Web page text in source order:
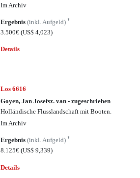
Im Archiv
Ergebnis(inkl. Aufgeld)*
3.500€(US$ 4,023)
Details
Los 6616
Goyen, Jan Josefsz. van - zugeschrieben
Holländische Flusslandschaft mit Booten.
Im Archiv
Ergebnis(inkl. Aufgeld)*
8.125€(US$ 9,339)
Details